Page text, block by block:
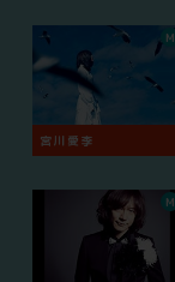
宮川愛李
M
M